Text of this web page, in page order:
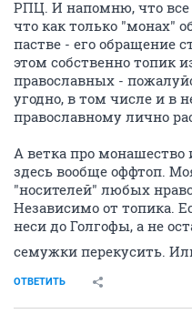
РПЦ. И напомню, что все
что как только "монах"
пастве - его обращение
этом собственно топик
православных -
угодно, в том числе и в
православному лично
А ветка про монашество
здесь вообще оффтоп.
"носителей" любых
Независимо от топика.
неси до Голгофы, а не
семужки перекусить.
ОТВЕТИТЬ